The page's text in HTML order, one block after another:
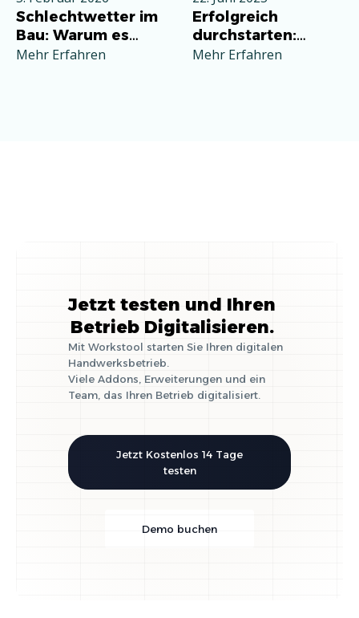
Schlechtwetter im
Bau: Warum es
jeden Betrieb
Mehr Erfahren
Erfolgreich
durchstarten:
Deine
Mehr Erfahren
Jetzt testen und Ihren
Betrieb Digitalisieren.
Mit Workstool starten Sie Ihren digitalen
Handwerksbetrieb.
Viele Addons, Erweiterungen und ein
Team, das Ihren Betrieb digitalisiert.
Jetzt Kostenlos 14 Tage
testen
Demo buchen